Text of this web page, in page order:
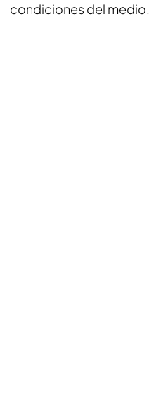
condiciones del medio.